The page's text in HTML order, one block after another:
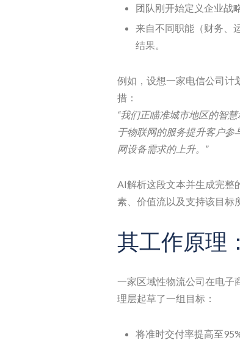
团队刚开始定义企业战
来自不同职能（财务、
结果。
例如，设想一家电信公司计
措：
“我们正瞄准城市地区的智
于物联网的服务提升客户参
网设备需求的上升。”
AI解析这段文本并生成完整
素、价值流以及支持该目标
其工作原理
一家区域性物流公司在电子
理层起草了一组目标：
将准时交付率提高至95%